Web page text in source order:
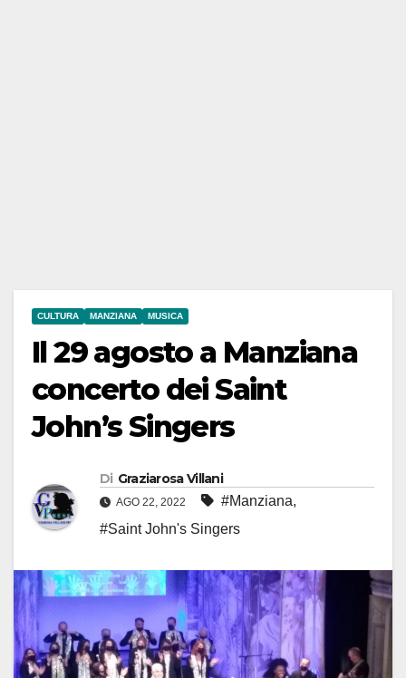
CULTURA MANZIANA MUSICA
Il 29 agosto a Manziana
concerto dei Saint
John’s Singers
Di Graziarosa Villani
AGO 22, 2022 #Manziana,
#Saint John's Singers